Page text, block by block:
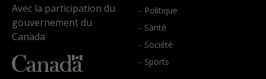
Avec la participation du
gouvernement du
Canada
- Politique
- Santé
- Société
- Sports